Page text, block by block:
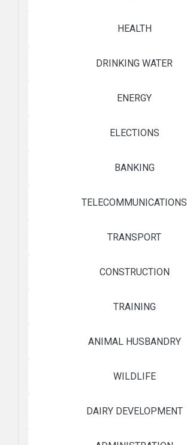
HEALTH
DRINKING WATER
ENERGY
ELECTIONS
BANKING
TELECOMMUNICATIONS
TRANSPORT
CONSTRUCTION
TRAINING
ANIMAL HUSBANDRY
WILDLIFE
DAIRY DEVELOPMENT